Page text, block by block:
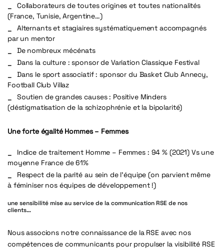
Collaborateurs de toutes origines et toutes nationalités
(France, Tunisie, Argentine…)
Alternants et stagiaires systématiquement accompagnés
par un mentor
De nombreux mécénats
Dans la culture : sponsor de Variation Classique Festival
Dans le sport associatif : sponsor du Basket Club Annecy,
Football Club Villaz
Soutien de grandes causes : Positive Minders
(déstigmatisation de la schizophrénie et la bipolarité)
Une forte égalité Hommes – Femmes
Indice de traitement Homme – Femmes : 94 % (2021) Vs une
moyenne France de 61%
Respect de la parité au sein de l’équipe (on parvient même
à féminiser nos équipes de développement !)
une sensibilité mise au service de la communication RSE de nos
clients…
Nous associons notre connaissance de la RSE avec nos
compétences de communicants pour propulser la visibilité RSE